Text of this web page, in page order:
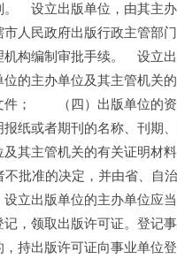
　设立出版单位，由其主
人民政府出版行政主管部
构编制审批手续。　设立
的主办单位及其主管机关
；　　（四）出版单位的
纸或者期刊的名称、刊期
其主管机关的有关证明材
批准的决定，并由省、自
立出版单位的主办单位应
，领取出版许可证。登记
持出版许可证向事业单位